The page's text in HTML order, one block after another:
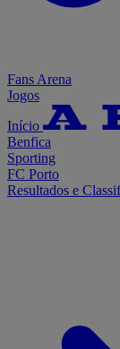
Fans Arena
Jogos
Início
Benfica
Sporting
FC Porto
Resultados e